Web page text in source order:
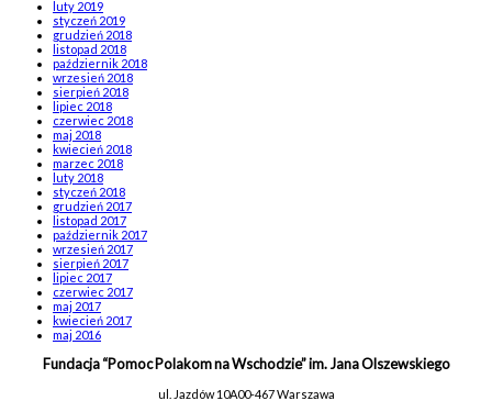
luty 2019
styczeń 2019
grudzień 2018
listopad 2018
październik 2018
wrzesień 2018
sierpień 2018
lipiec 2018
czerwiec 2018
maj 2018
kwiecień 2018
marzec 2018
luty 2018
styczeń 2018
grudzień 2017
listopad 2017
październik 2017
wrzesień 2017
sierpień 2017
lipiec 2017
czerwiec 2017
maj 2017
kwiecień 2017
maj 2016
Fundacja “Pomoc Polakom na Wschodzie” im. Jana Olszewskiego
ul. Jazdów 10A00-467 Warszawa